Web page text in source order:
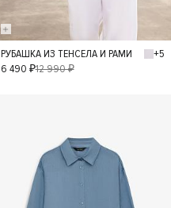
XS S
РУБАШКА ИЗ ТЕНСЕЛА И РАМИ
+5
6 490 ₽12 990 ₽